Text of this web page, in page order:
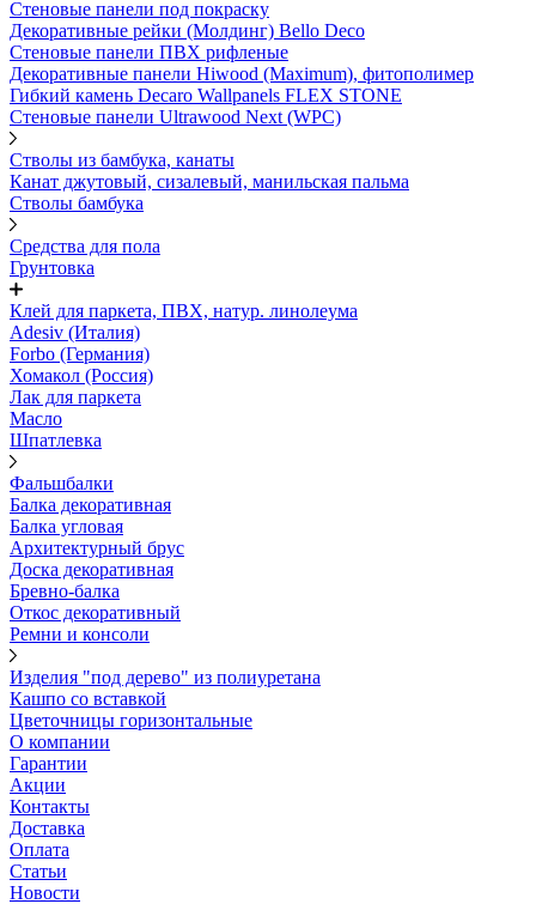
Стеновые панели под покраску
Декоративные рейки (Молдинг) Bello Deco
Стеновые панели ПВХ рифленыe
Декоративные панели Hiwood (Maximum), фитополимер
Гибкий камень Decaro Wallpanels FLEX STONE
Стеновые панели Ultrawood Next (WPC)
Стволы из бамбука, канаты
Канат джутовый, сизалевый, манильская пальма
Стволы бамбука
Средства для пола
Грунтовка
Клей для паркета, ПВХ, натур. линолеума
Adesiv (Италия)
Forbo (Германия)
Хомакол (Россия)
Лак для паркета
Масло
Шпатлевка
Фальшбалки
Балка декоративная
Балка угловая
Архитектурный брус
Доска декоративная
Бревно-балка
Откос декоративный
Ремни и консоли
Изделия "под дерево" из полиуретана
Кашпо со вставкой
Цветочницы горизонтальные
О компании
Гарантии
Акции
Контакты
Доставка
Оплата
Статьи
Новости